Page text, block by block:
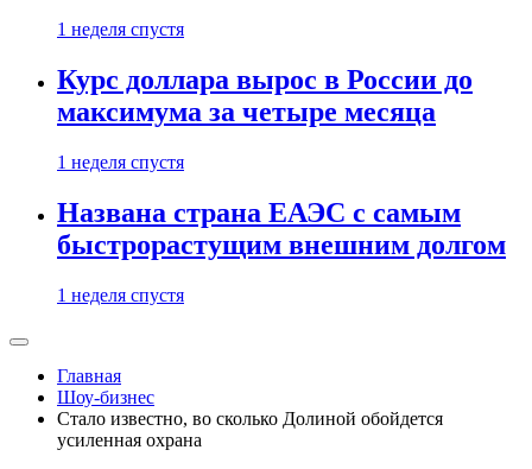
1 неделя спустя
Курс доллара вырос в России до
максимума за четыре месяца
1 неделя спустя
Названа страна ЕАЭС с самым
быстрорастущим внешним долгом
1 неделя спустя
Главная
Шоу-бизнес
Стало известно, во сколько Долиной обойдется
усиленная охрана